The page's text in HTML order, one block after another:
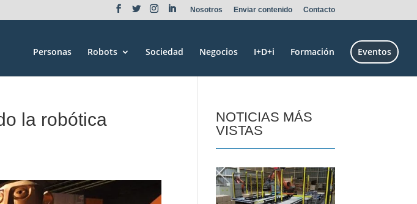
Nosotros Enviar contenido Contacto
Personas Robots Sociedad Negocios I+D+i Formación Eventos
la robótica
NOTICIAS MÁS
VISTAS